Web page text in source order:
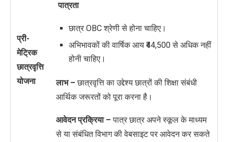
प्री-
मेट्रिक
छात्रवृत्ति
योजना
पात्रता
छात्र OBC श्रेणी से होना चाहिए।
अभिभावकों की वार्षिक आय ₹44,500 से अधिक नहीं
होनी चाहिए।
लाभ – छात्रवृत्ति का उद्देश्य छात्रों की शिक्षा संबंधी
आर्थिक जरूरतों को पूरा करना है।
आवेदन प्रक्रिया – पात्र छात्र अपने स्कूल के माध्यम
से या संबंधित विभाग की वेबसाइट पर आवेदन कर सकते